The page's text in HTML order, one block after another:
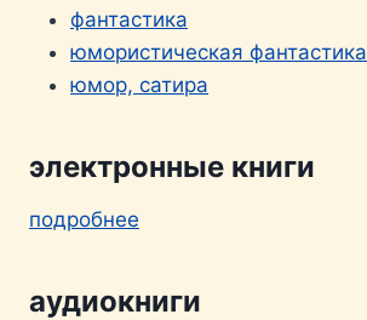
фантастика
юмористическая фантастика
юмор, сатира
электронные книги
подробнее
аудиокниги